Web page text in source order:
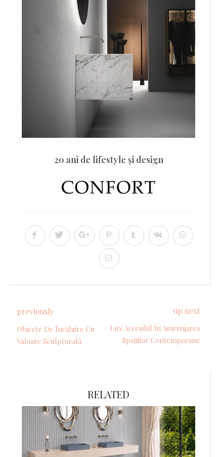
20 ani de lifestyle şi design
previously
Obiecte De Încălzire Cu
Valoare Sculpturală
up next
Lux Accesibil În Amenajarea
Spațiilor Contemporane
RELATED